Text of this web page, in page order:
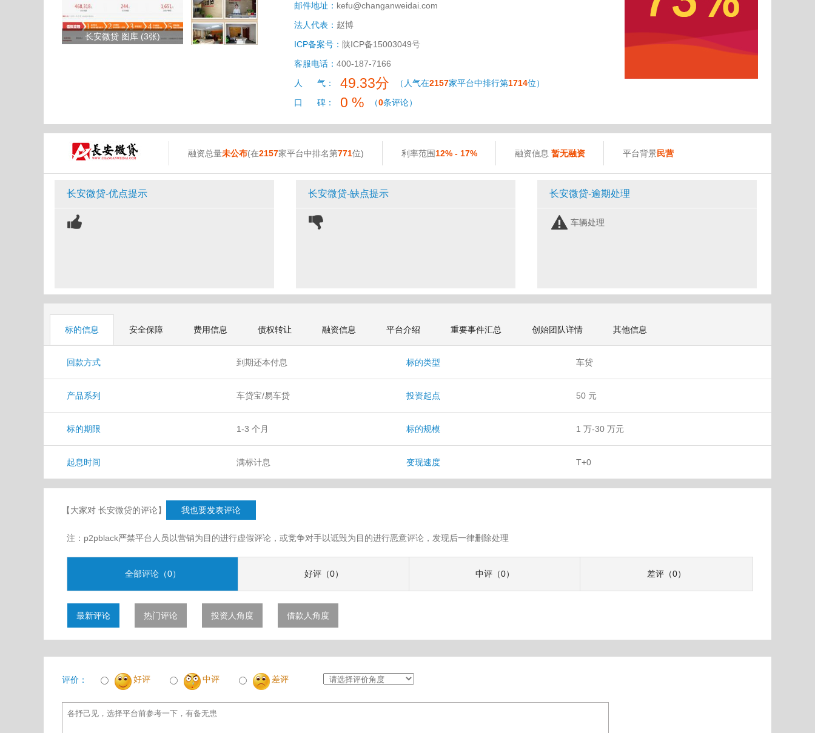
长安微贷 图库 (3张)
邮件地址： kefu@changanweidai.com
法人代表： 赵博
ICP备案号： 陕ICP备15003049号
客服电话： 400-187-7166
人 气：
49.33分 （人气在2157家平台中排行第1714位）
口 碑：
0 % （0条评论）
融资总量未公布(在2157家平台中排名第771位) 利率范围12% - 17% 融资信息 暂无融资 平台背景民营
长安微贷-优点提示 长安微贷-缺点提示 长安微贷-逾期处理
车辆处理
标的信息 安全保障 费用信息 债权转让 融资信息 平台介绍 重要事件汇总 创始团队详情 其他信息
回款方式 到期还本付息 标的类型 车贷
产品系列 车贷宝/易车贷 投资起点 50 元
标的期限 1-3 个月 标的规模 1 万-30 万元
起息时间 满标计息 变现速度 T+0
【大家对 长安微贷的评论】 我也要发表评论
注：p2pblack严禁平台人员以营销为目的进行虚假评论，或竞争对手以诋毁为目的进行恶意评论，发现后一律删除处理
全部评论（0） 好评（0） 中评（0） 差评（0）
最新评论 热门评论 投资人角度 借款人角度
评价： 好评 中评 差评